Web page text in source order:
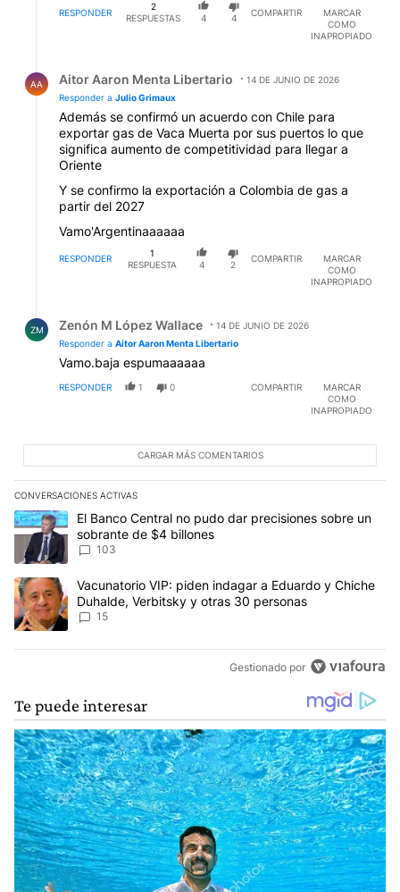
RESPONDER
2
RESPUESTAS
4 4
COMPARTIR
MARCAR
COMO
INAPROPIADO
AA Aitor Aaron Menta Libertario
14 DE JUNIO DE 2026
Responder a Julio Grimaux
Además se confirmó un acuerdo con Chile para
exportar gas de Vaca Muerta por sus puertos lo que
significa aumento de competitividad para llegar a
Oriente
Y se confirmo la exportación a Colombia de gas a
partir del 2027
Vamo'Argentinaaaaaa
RESPONDER
1
RESPUESTA
4 2
COMPARTIR
MARCAR
COMO
INAPROPIADO
ZM Zenón M López Wallace
14 DE JUNIO DE 2026
Responder a Aitor Aaron Menta Libertario
Vamo.baja espumaaaaaa
RESPONDER 1 0 COMPARTIR
MARCAR
COMO
INAPROPIADO
CARGAR MÁS COMENTARIOS
CONVERSACIONES ACTIVAS
Este listado muestra los artículos con más comentarios en los
Un artículo de tendencia con el título "El Banco Central no pudo
El Banco Central no pudo dar precisiones sobre un
sobrante de $4 billones
103
Un artículo de tendencia con el título "Vacunatorio VIP: piden
Vacunatorio VIP: piden indagar a Eduardo y Chiche
Duhalde, Verbitsky y otras 30 personas
15
Gestionado por